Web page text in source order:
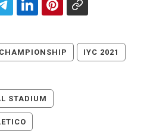
IYC 2021
STADIUM